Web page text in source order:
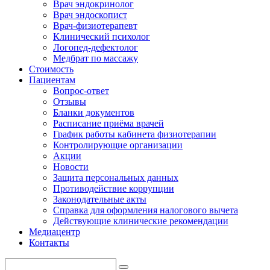
Врач эндокринолог
Врач эндоскопист
Врач-физиотерапевт
Клинический психолог
Логопед-дефектолог
Медбрат по массажу
Стоимость
Пациентам
Вопрос-ответ
Отзывы
Бланки документов
Расписание приёма врачей
График работы кабинета физиотерапии
Контролирующие организации
Акции
Новости
Защита персональных данных
Противодействие коррупции
Законодательные акты
Справка для оформления налогового вычета
Действующие клинические рекомендации
Медиацентр
Контакты